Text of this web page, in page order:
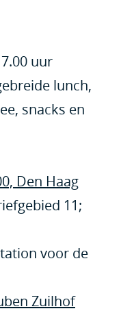
uur
lunch,
snacks en
Den Haag
11;
voor de
Zuilhof